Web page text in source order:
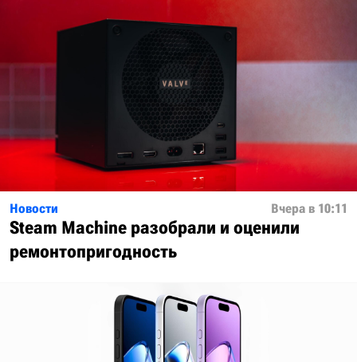
Новости Вчера в 10:11
Steam Machine разобрали и оценили
ремонтопригодность